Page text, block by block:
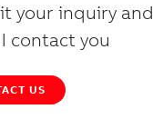
your inquiry and
contact you
US